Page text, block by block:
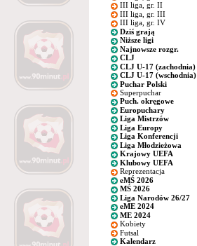
III liga, gr. II
III liga, gr. III
III liga, gr. IV
Dziś grają
Niższe ligi
Najnowsze rozgr.
CLJ
CLJ U-17 (zachodnia)
CLJ U-17 (wschodnia)
Puchar Polski
Superpuchar
Puch. okręgowe
Europuchary
Liga Mistrzów
Liga Europy
Liga Konferencji
Liga Młodzieżowa
Krajowy UEFA
Klubowy UEFA
Reprezentacja
eMŚ 2026
MŚ 2026
Liga Narodów 26/27
eME 2024
ME 2024
Kobiety
Futsal
Kalendarz